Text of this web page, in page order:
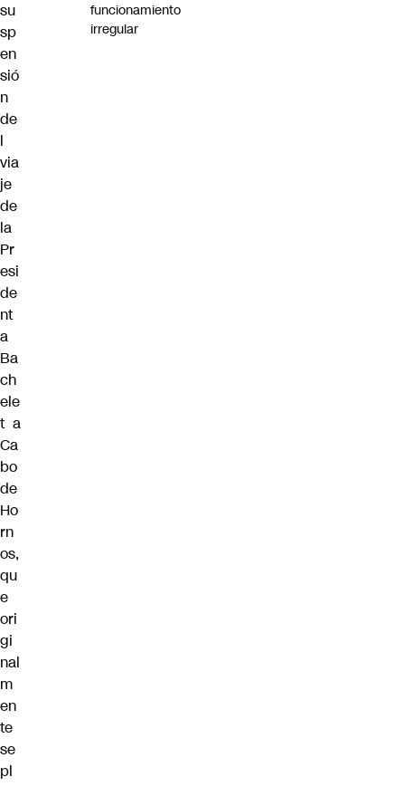
su
sp
en
sió
n
de
l
via
je
de
la
Pr
esi
de
nt
a
Ba
ch
ele
t a
Ca
bo
de
Ho
rn
os,
qu
e
ori
gi
nal
m
en
te
se
pl
funcionamiento
irregular